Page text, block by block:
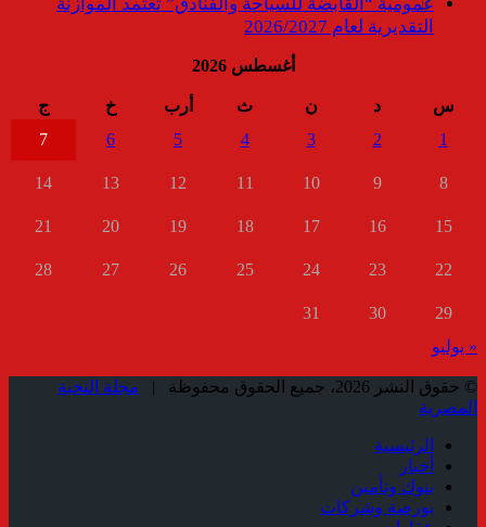
التقديرية لعام 2026/2027
أغسطس 2026
س د ن ث أرب خ
ج
1
2
3
4
5
6
7
8
9
10
11
12
13
14
15
16
17
18
19
20
21
22
23
24
25
26
27
28
29
30
31
« يوليو
© حقوق النشر 2026، جميع الحقوق محفوظة |
مجلة النخبة
المصرية
الرئيسية
أخبار
بنوك وتأمين
بورصة وشركات